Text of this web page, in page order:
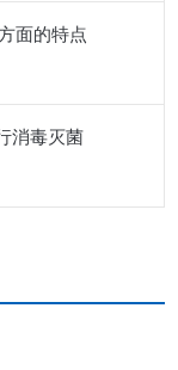
面的特点
消毒灭菌